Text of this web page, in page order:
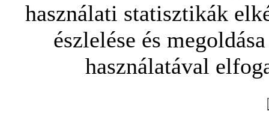
használati statisztikák
észlelése és
használatával